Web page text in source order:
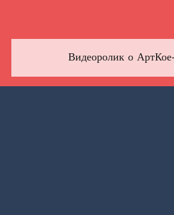
Видеоролик о